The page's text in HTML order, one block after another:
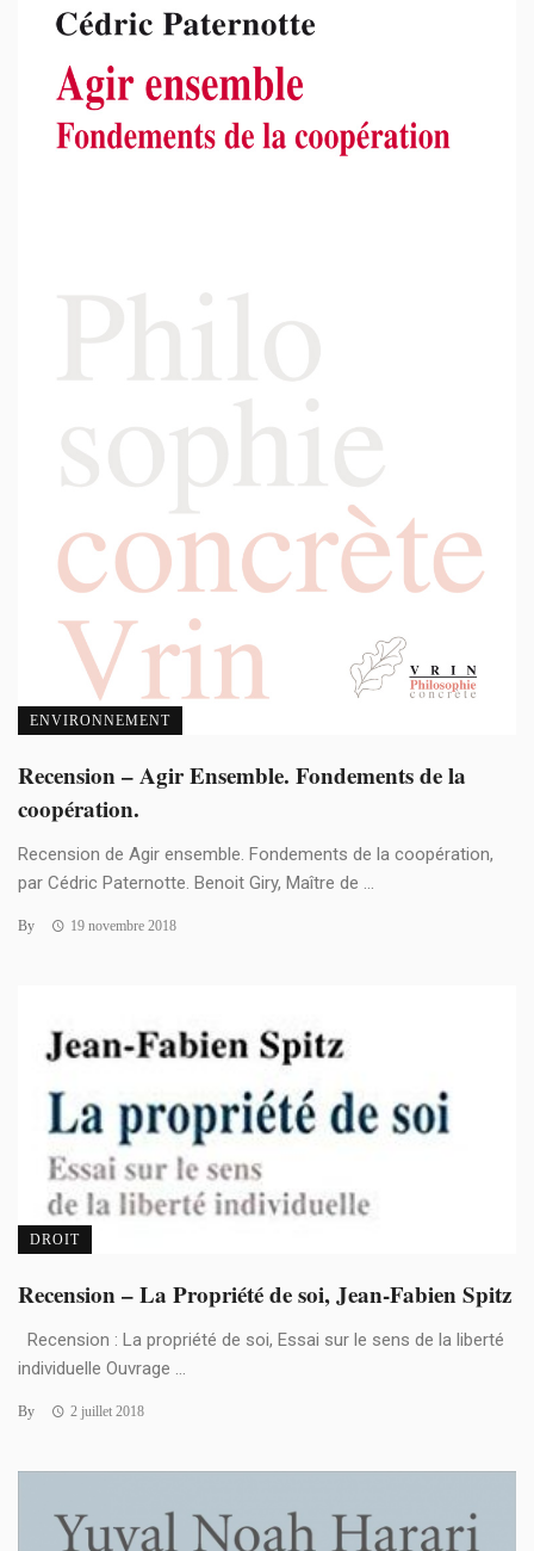
ENVIRONNEMENT
Recension – Agir Ensemble. Fondements de la
coopération.
Recension de Agir ensemble. Fondements de la coopération,
par Cédric Paternotte. Benoit Giry, Maître de ...
By 19 novembre 2018
DROIT
Recension – La Propriété de soi, Jean-Fabien Spitz
Recension : La propriété de soi, Essai sur le sens de la liberté
individuelle Ouvrage ...
By 2 juillet 2018